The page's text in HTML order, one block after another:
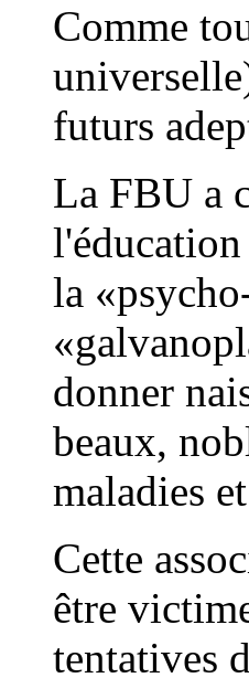
Comme
futurs
La FBU a
la
donner
beaux,
maladies
Cette
être
tentatives